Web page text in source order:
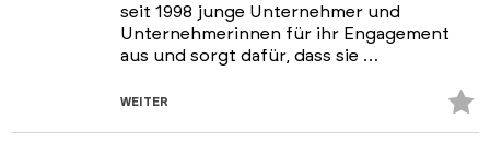
seit 1998 junge Unternehmer und
Unternehmerinnen für ihr Engagement
aus und sorgt dafür, dass sie …
WEITER